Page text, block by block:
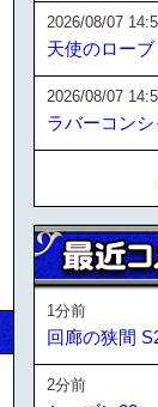
2026/08/07
天使のローブ
2026/08/07
ラバーコンシ
1分前
回廊の狭間
2分前